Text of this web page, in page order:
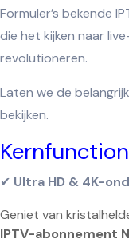
Formuler’s bekende
die het kijken naar
revolutioneren.
Laten we de
bekijken.
✔ Ultra HD & 4K-
Geniet van
IPTV-abonnement